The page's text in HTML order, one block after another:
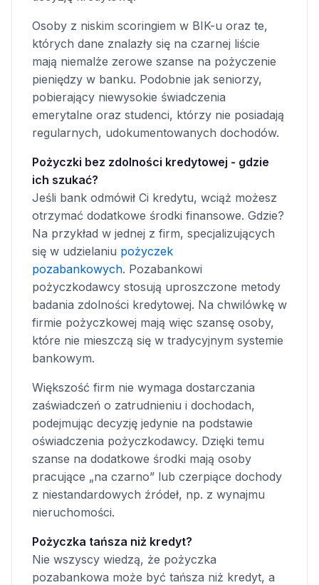
Osoby z niskim scoringiem w BIK-u oraz te,
których dane znalazły się na czarnej liście
mają niemalże zerowe szanse na pożyczenie
pieniędzy w banku. Podobnie jak seniorzy,
pobierający niewysokie świadczenia
emerytalne oraz studenci, którzy nie posiadają
regularnych, udokumentowanych dochodów.
Pożyczki bez zdolności kredytowej - gdzie
ich szukać?
Jeśli bank odmówił Ci kredytu, wciąż możesz
otrzymać dodatkowe środki finansowe. Gdzie?
Na przykład w jednej z firm, specjalizujących
się w udzielaniu pożyczek
pozabankowych. Pozabankowi
pożyczkodawcy stosują uproszczone metody
badania zdolności kredytowej. Na chwilówkę w
firmie pożyczkowej mają więc szansę osoby,
które nie mieszczą się w tradycyjnym systemie
bankowym.
Większość firm nie wymaga dostarczania
zaświadczeń o zatrudnieniu i dochodach,
podejmując decyzję jedynie na podstawie
oświadczenia pożyczkodawcy. Dzięki temu
szanse na dodatkowe środki mają osoby
pracujące „na czarno” lub czerpiące dochody
z niestandardowych źródeł, np. z wynajmu
nieruchomości.
Pożyczka tańsza niż kredyt?
Nie wszyscy wiedzą, że pożyczka
pozabankowa może być tańsza niż kredyt, a